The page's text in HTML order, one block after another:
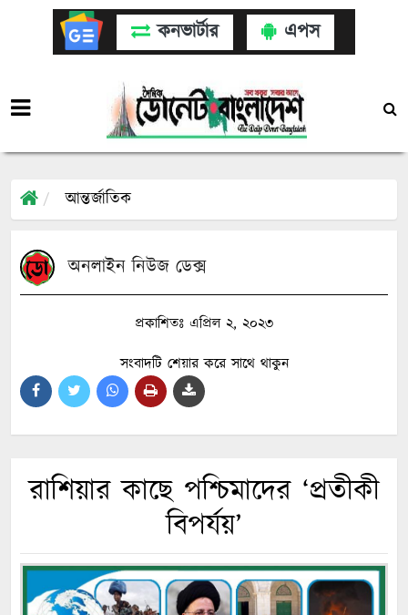
কনভার্টার এপস
আন্তর্জাতিক
অনলাইন নিউজ ডেক্স
প্রকাশিতঃ এপ্রিল ২, ২০২৩
সংবাদটি শেয়ার করে সাথে থাকুন
রাশিয়ার কাছে পশ্চিমাদের ‘প্রতীকী
বিপর্যয়’